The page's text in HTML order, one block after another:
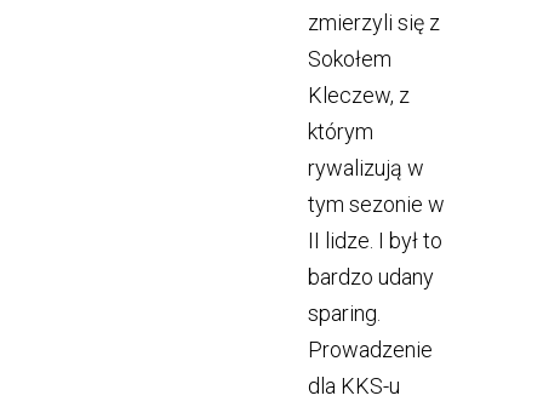
zmierzyli się z
Sokołem
Kleczew, z
którym
rywalizują w
tym sezonie w
II lidze. I był to
bardzo udany
sparing.
Prowadzenie
dla KKS-u